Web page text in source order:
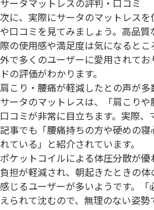
サータマットレスの評判・口コミ
次に、実際にサータのマットレス
や口コミを見てみましょう。高品
際の使用感や満足度は気になると
外で多くのユーザーに愛用されて
ドの評価がわかります。
肩こり・腰痛が軽減したとの声が多
サータのマットレスは、「肩こり
口コミが非常に目立ちます。実際
記事でも「腰痛持ちの方や硬めの
れている」と紹介されています。
ポケットコイルによる体圧分散が
負担が軽減され、朝起きたときの
感じるユーザーが多いようです。
えられて沈むので、無理のない姿